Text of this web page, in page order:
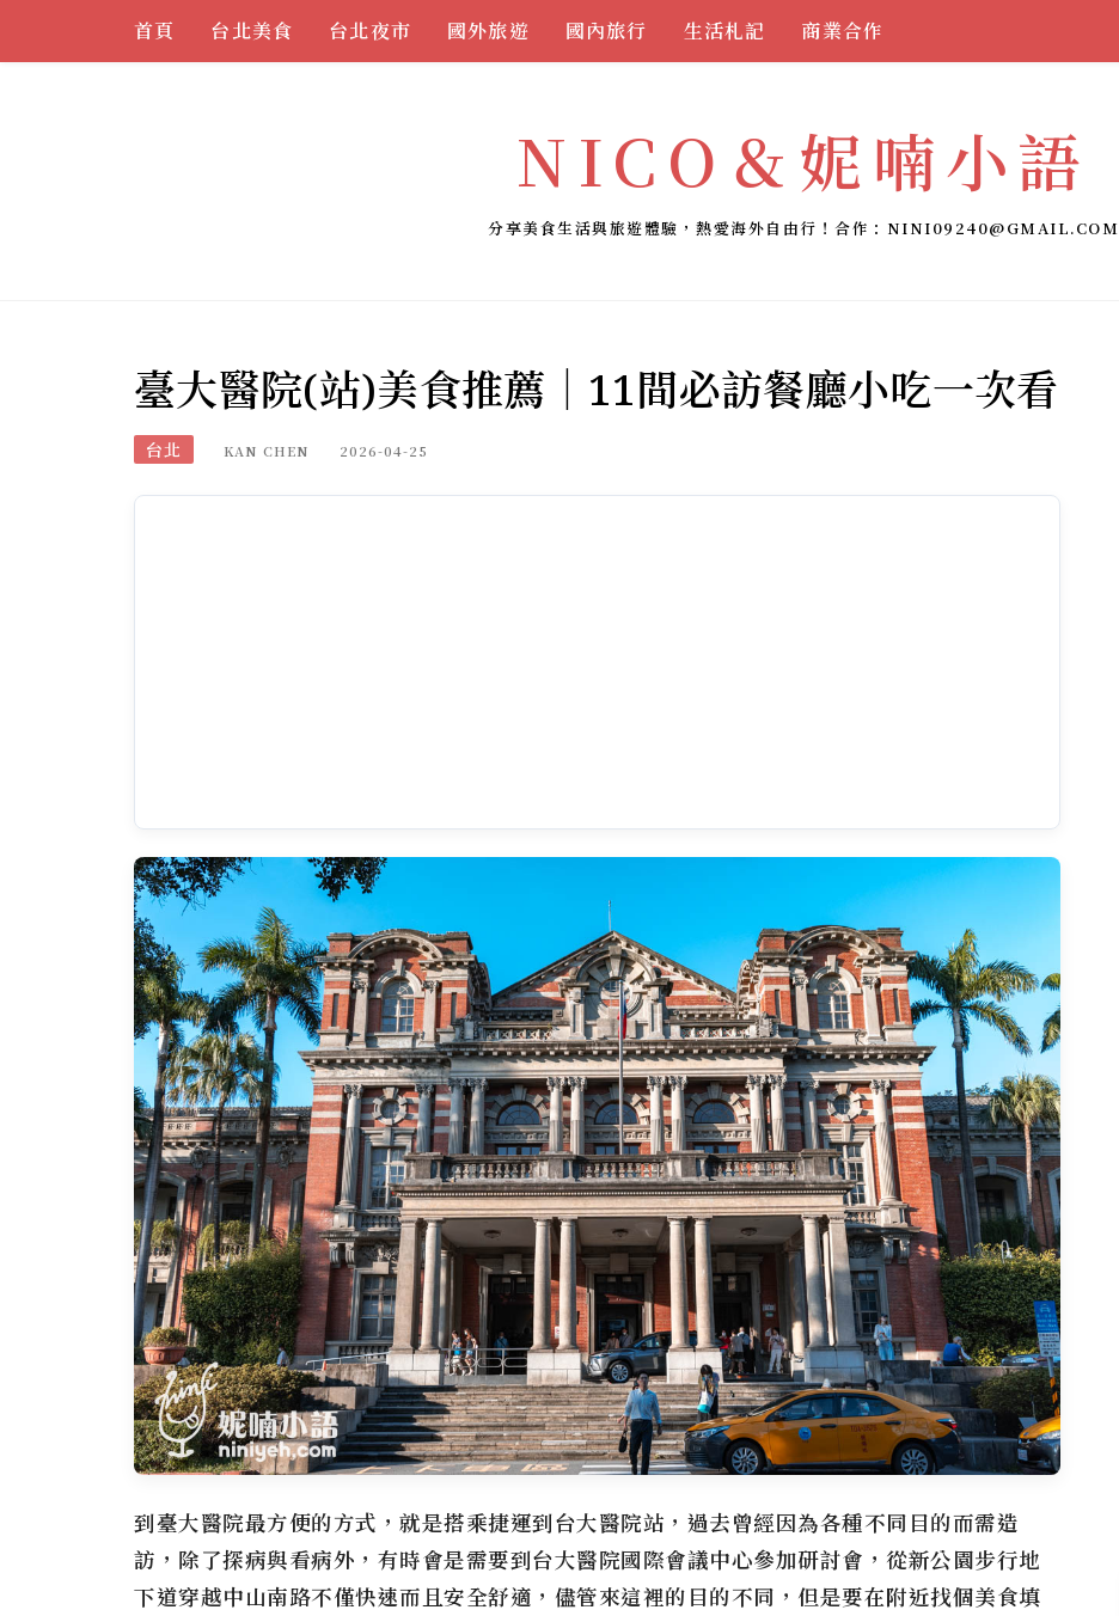
首頁 台北美食 台北夜市 國外旅遊 國內旅行 生活札記 商業合作
NICO＆妮喃小語
分享美食生活與旅遊體驗，熱愛海外自由行！合作： NINI09240@GMAIL.COM
臺大醫院(站)美食推薦｜11間必訪餐廳小吃一次看
台北 KAN CHEN 2026-04-25
到臺大醫院最方便的方式，就是搭乘捷運到台大醫院站，過去曾經因為各種不同目的而需造
訪，除了探病與看病外，有時會是需要到台大醫院國際會議中心參加研討會，從新公園步行地
下道穿越中山南路不僅快速而且安全舒適，儘管來這裡的目的不同，但是要在附近找個美食填